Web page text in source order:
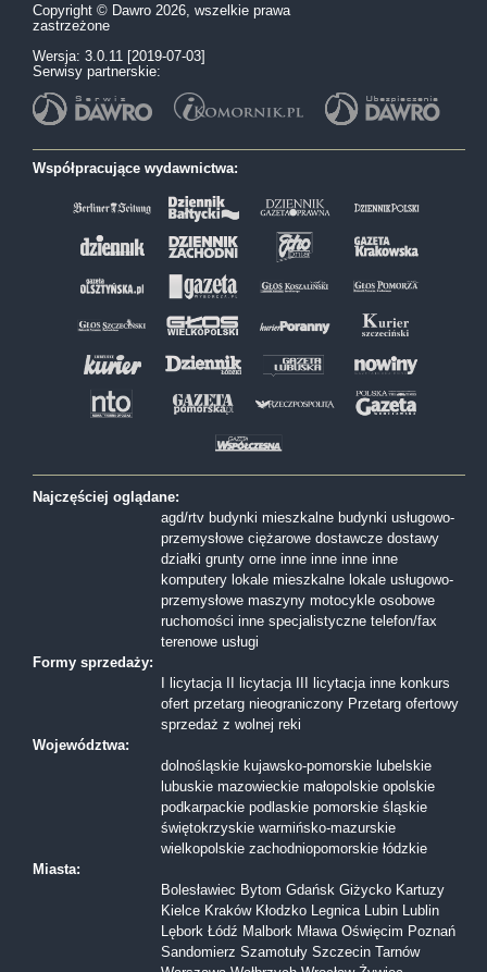
Copyright © Dawro 2026, wszelkie prawa
zastrzeżone
Wersja: 3.0.11 [2019-07-03]
Serwisy partnerskie:
Współpracujące wydawnictwa:
Najczęściej oglądane:
agd/rtv budynki mieszkalne budynki usługowo-
przemysłowe ciężarowe dostawcze dostawy
działki grunty orne inne inne inne inne
komputery lokale mieszkalne lokale usługowo-
przemysłowe maszyny motocykle osobowe
ruchomości inne specjalistyczne telefon/fax
terenowe usługi
Formy sprzedaży:
I licytacja II licytacja III licytacja inne konkurs
ofert przetarg nieograniczony Przetarg ofertowy
sprzedaż z wolnej reki
Województwa:
dolnośląskie kujawsko-pomorskie lubelskie
lubuskie mazowieckie małopolskie opolskie
podkarpackie podlaskie pomorskie śląskie
świętokrzyskie warmińsko-mazurskie
wielkopolskie zachodniopomorskie łódzkie
Miasta:
Bolesławiec Bytom Gdańsk Giżycko Kartuzy
Kielce Kraków Kłodzko Legnica Lubin Lublin
Lębork Łódź Malbork Mława Oświęcim Poznań
Sandomierz Szamotuły Szczecin Tarnów